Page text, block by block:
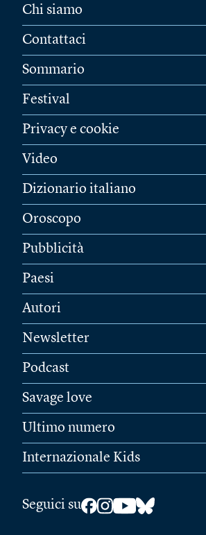
Chi siamo
Contattaci
Sommario
Festival
Privacy e cookie
Video
Dizionario italiano
Oroscopo
Pubblicità
Paesi
Autori
Newsletter
Podcast
Savage love
Ultimo numero
Internazionale Kids
Seguici su